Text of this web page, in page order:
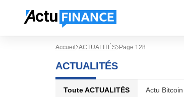
Accueil ACTUALITÉS Page 128
ACTUALITÉS
Toute ACTUALITÉS Actu Bitcoin